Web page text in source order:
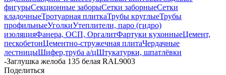
фигурыСекционные заборыСетки заборныеСетки
кладочныеТротуарная плиткаТрубы круглыеТрубы
профильныеУголкиУтеплители, паро (гидро)
изоляцияФанера, ОСП, ОргалитФартуки кухонныеЦемент,
пескобетонЦементно-стружечная плитаЧердачные
лестницыШифер,труба а/цШтукатурки, шпатлёвки
-Заглушка желоба 135 белая RAL9003
Поделиться